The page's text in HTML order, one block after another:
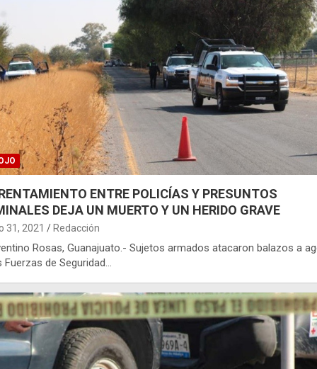
ENTRE POLICÍAS Y PRESUNTOS
DEJA UN MUERTO Y UN HERIDO GRAVE
31, 2021 Redacción
Rosas, Guanajuato.- Sujetos armados atacaron balazos a
Fuerzas de Seguridad…